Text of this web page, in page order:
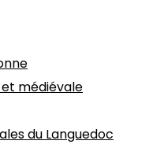
médiévale
du Languedoc